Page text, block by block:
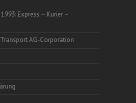
Express – Kurier –
AG-Corporation